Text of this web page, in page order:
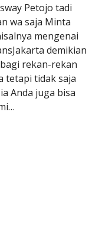
Petojo tadi
wa saja Minta
mengenai
demikian
rekan-rekan
tetapi tidak saja
Anda juga bisa